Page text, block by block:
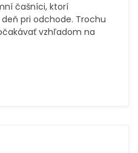
čašníci, ktorí
pri odchode. Trochu
vzhľadom na